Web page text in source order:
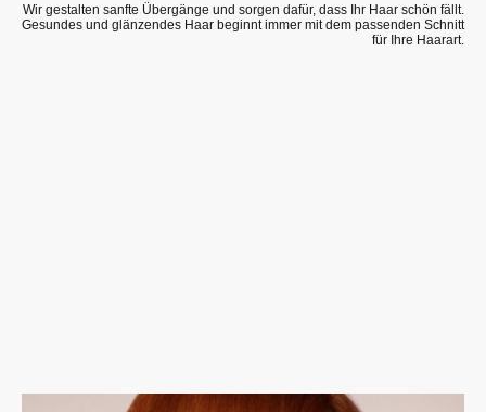
Wir gestalten sanfte Übergänge und sorgen dafür, dass Ihr Haar schön fällt.
Gesundes und glänzendes Haar beginnt immer mit dem passenden Schnitt
für Ihre Haarart.